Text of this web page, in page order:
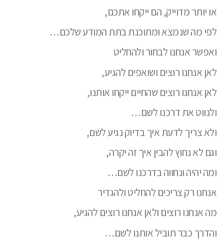
או יותר מדוייק, הם ייקחו אתכם,
לפי מה שנמצא ומתוכנת בתת המודע שלכם…
ואפשר אנחנו לבחור ולהחליט
לאן אנחנו רוצים ושואפים להגיע,
לאן אנחנו רוצים שהחיים ייקחו אותנו,
ולנווט את דרכנו לשם…
ולא צריך לדעת איך בדיוק נגיע לשם,
וגם לא נחוץ להבין איך זה יקרה,
ומה יהיה ונחווה בדרכנו לשם…
אנחנו רק צריכים להחליט ולהגדיר
מה אנחנו רוצים ולאן אנחנו רוצים להגיע,
והדרך כבר תוביל אותנו לשם…